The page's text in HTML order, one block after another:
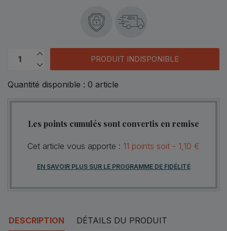
48h
PRODUIT INDISPONIBLE
Quantité disponible : 0 article
Les points cumulés sont convertis en remise
Cet article vous apporte : 11 points soit - 1,10 €
EN SAVOIR PLUS SUR LE PROGRAMME DE FIDÉLITÉ
DESCRIPTION DÉTAILS DU PRODUIT